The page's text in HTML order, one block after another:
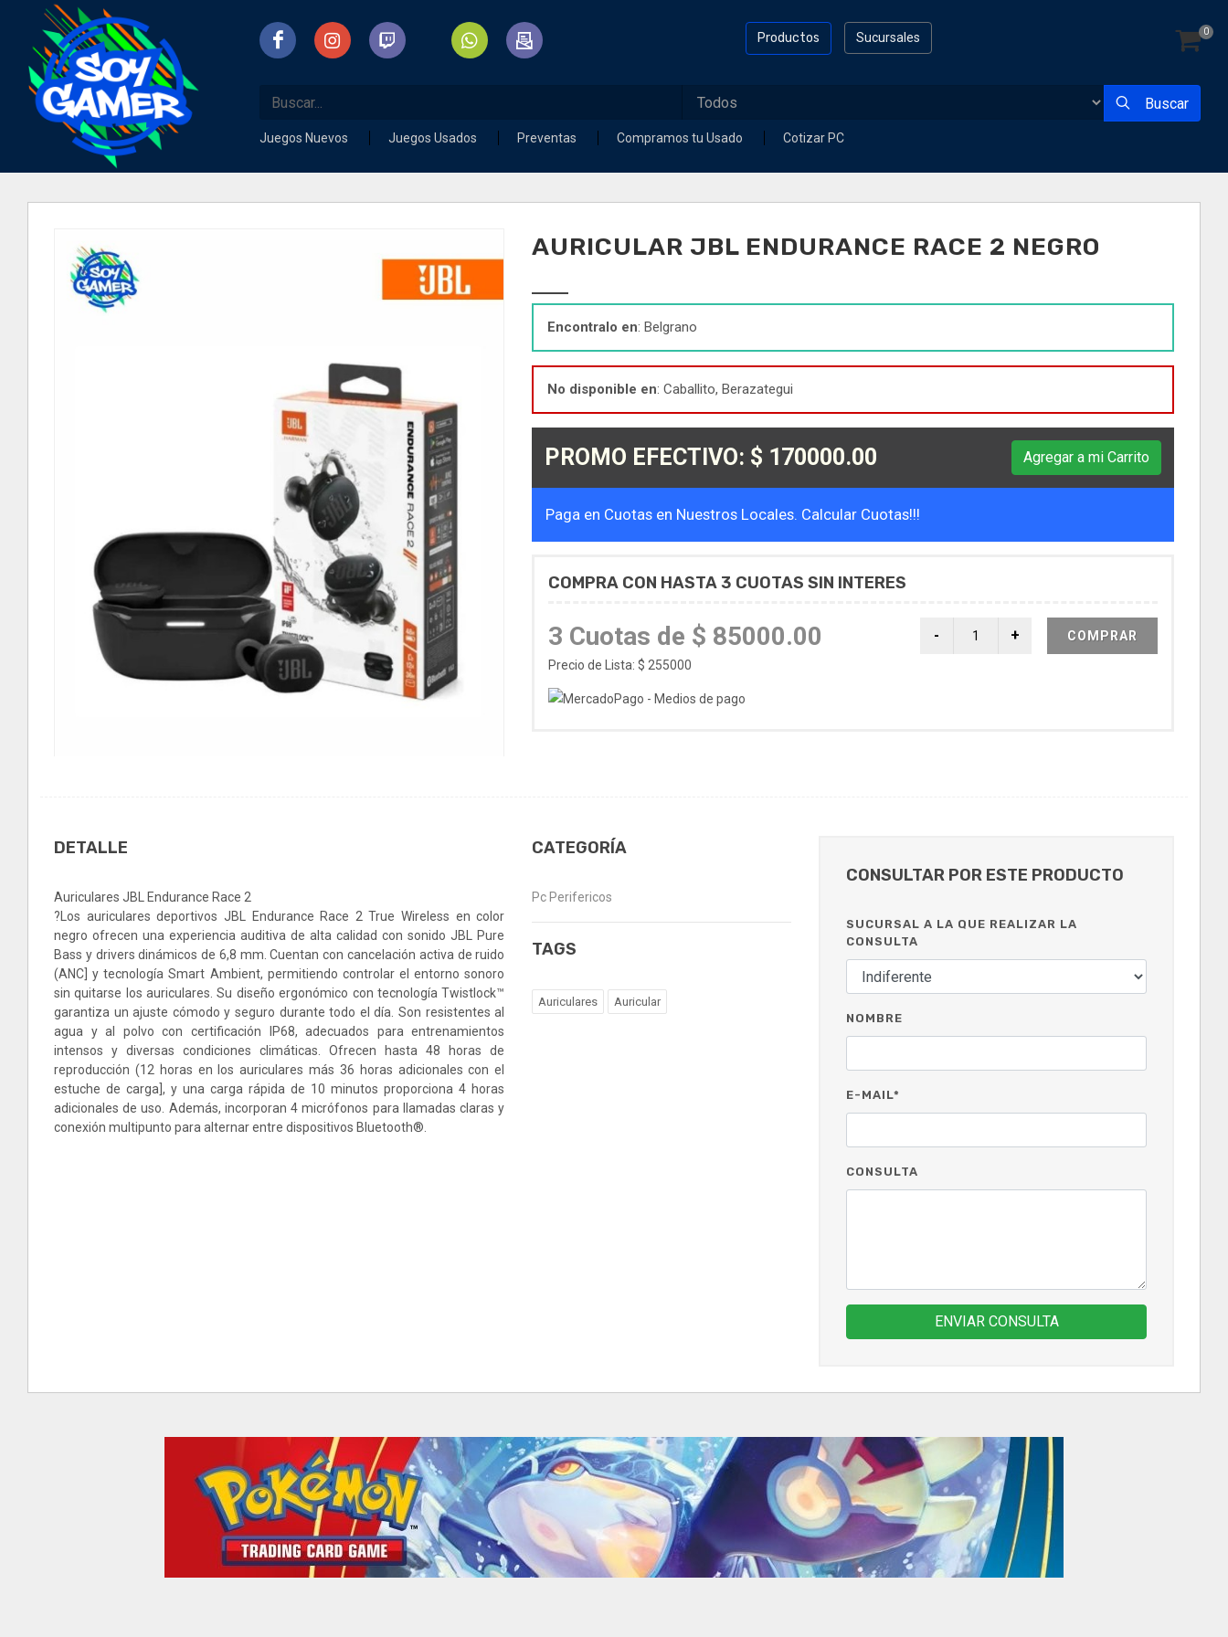
Sucursales
Productos 0
Buscar
Juegos Nuevos Juegos Usados Preventas Compramos tu Usado Cotizar PC
AURICULAR JBL ENDURANCE RACE 2 NEGRO
Encontralo en: Belgrano
No disponible en: Caballito, Berazategui
PROMO EFECTIVO: $ 170000.00 Agregar a mi Carrito
Paga en Cuotas en Nuestros Locales. Calcular Cuotas!!!
COMPRA CON HASTA 3 CUOTAS SIN INTERES
3 Cuotas de $ 85000.00
Precio de Lista: $ 255000
COMPRAR
DETALLE
Auriculares JBL Endurance Race 2
?Los auriculares deportivos JBL Endurance Race 2 True Wireless en color
negro ofrecen una experiencia auditiva de alta calidad con sonido JBL Pure
Bass y drivers dinámicos de 6,8 mm. Cuentan con cancelación activa de ruido
(ANC] y tecnología Smart Ambient, permitiendo controlar el entorno sonoro
sin quitarse los auriculares. Su diseño ergonómico con tecnología Twistlock™
garantiza un ajuste cómodo y seguro durante todo el día. Son resistentes al
agua y al polvo con certificación IP68, adecuados para entrenamientos
intensos y diversas condiciones climáticas. Ofrecen hasta 48 horas de
reproducción (12 horas en los auriculares más 36 horas adicionales con el
estuche de carga], y una carga rápida de 10 minutos proporciona 4 horas
adicionales de uso. Además, incorporan 4 micrófonos para llamadas claras y
conexión multipunto para alternar entre dispositivos Bluetooth®.
CATEGORÍA
Pc Perifericos
TAGS
Auriculares Auricular
CONSULTAR POR ESTE PRODUCTO
SUCURSAL A LA QUE REALIZAR LA
CONSULTA
NOMBRE
E-MAIL*
CONSULTA
ENVIAR CONSULTA